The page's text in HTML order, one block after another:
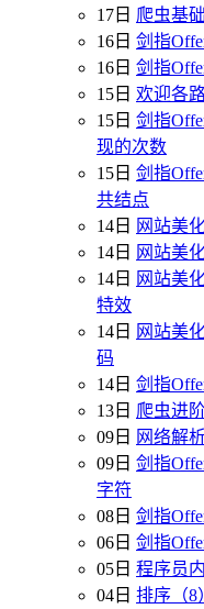
17日 爬虫基
16日 剑指
16日 剑指
15日 欢迎各
15日 剑指
现的次数
15日 剑指
共结点
14日
网站美
14日
网站美
14日
网站美
特效
14日
网站美
码
14日 剑指
13日 爬虫进
09日
网络解
09日 剑指
字符
08日 剑指
06日 剑指
05日 程序员
04日 排序（8